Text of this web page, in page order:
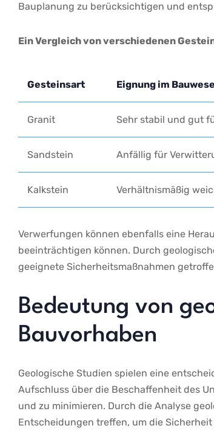
Bauplanung zu berücksichtigen und
Ein Vergleich von verschiedenen
Gesteinsart Eignung im
Granit Sehr stabil und gut
Sandstein Anfällig⁣ für
Kalkstein Verhältnismäßig
Verwerfungen können ⁣ebenfalls ⁢eine
beeinträchtigen können. Durch
geeignete Sicherheitsmaßnahmen
Bedeutung von
Bauvorhaben
Geologische Studien ⁤spielen eine
Aufschluss über⁤ die⁤ Beschaffenheit des
und ​zu minimieren. Durch die Analyse
Entscheidungen treffen,‌ um die